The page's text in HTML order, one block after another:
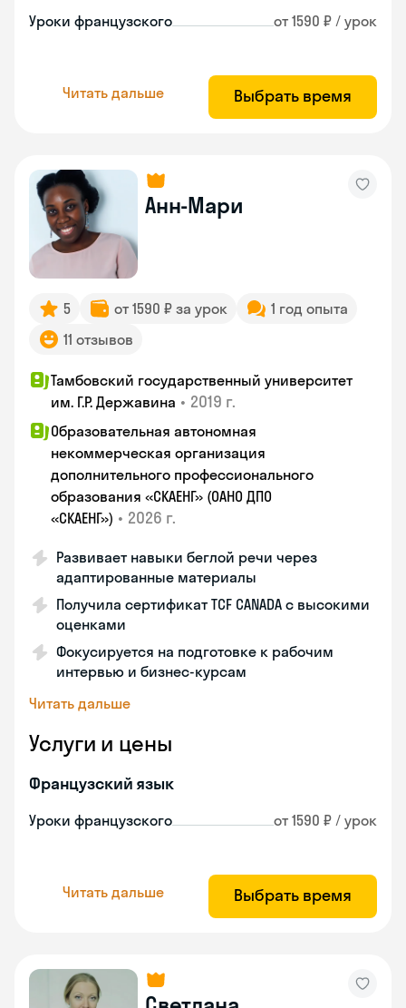
Уроки французского от 1590 ₽ / урок
Читать дальше Выбрать время
Анн-Мари
5 от 1590 ₽ за урок
1 год опыта
11 отзывов
Тамбовский государственный университет
им. Г.Р. Державина • 2019 г.
Образовательная автономная
некоммерческая организация
дополнительного профессионального
образования «СКАЕНГ» (ОАНО ДПО
«СКАЕНГ») • 2026 г.
Развивает навыки беглой речи через
адаптированные материалы
Получила сертификат TCF CANADA с высокими
оценками
Фокусируется на подготовке к рабочим
интервью и бизнес-курсам
Читать дальше
Услуги и цены
Французский язык
Уроки французского от 1590 ₽ / урок
Читать дальше Выбрать время